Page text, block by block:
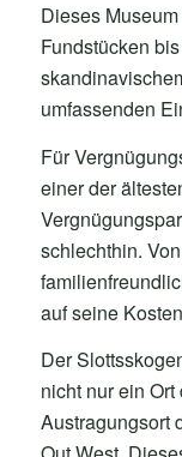
Dieses
Fundstücken
umfassenden
Für
einer der
schlechthin.
auf seine
Der
nicht nur ein
Austragungsort